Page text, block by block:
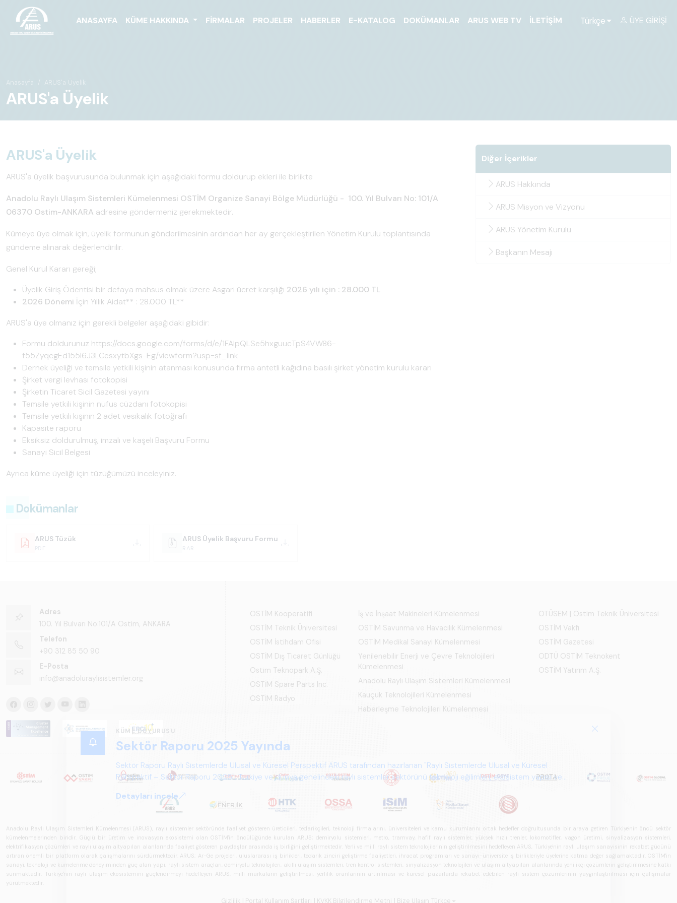
ANASAYFA KÜME HAKKINDA FIRMALAR PROJELER HABERLER E-KATALOG DOKÜMANLAR ARUS WEB TV İLETIŞIM Türkçe ÜYE GIRIŞI
Anasayfa ARUS'a Üyelik
ARUS'a Üyelik
ARUS'a Üyelik
ARUS'a üyelik başvurusunda bulunmak için aşağıdaki formu doldurup ekleri ile birlikte
Anadolu Raylı Ulaşım Sistemleri Kümelenmesi OSTİM Organize Sanayi Bölge Müdürlüğü - 100. Yıl Bulvarı No: 101/A
06370 Ostim-ANKARA adresine göndermeniz gerekmektedir.
Kümeye üye olmak için, üyelik formunun gönderilmesinin ardından her ay gerçekleştirilen Yönetim Kurulu toplantısında
gündeme alınarak değerlendirilir.
Genel Kurul Kararı gereği;
Üyelik Giriş Ödentisi bir defaya mahsus olmak üzere Asgari ücret karşılığı 2026 yılı için : 28.000 TL
2026 Dönemi İçin Yıllık Aidat** : 28.000 TL**
ARUS'a üye olmanız için gerekli belgeler aşağıdaki gibidir:
Formu doldurunuz https://docs.google.com/forms/d/e/1FAIpQLSe5hxguucTpS4VW86-
f55ZyqcgEd155l6J3LCesxytbXgs-Eg/viewform?usp=sf_link
Dernek üyeliği ve temsile yetkili kişinin atanması konusunda firma antetli kağıdına basılı şirket yönetim kurulu kararı
Şirket vergi levhası fotokopisi
Şirketin Ticaret Sicil Gazetesi yayını
Temsile yetkili kişinin nüfus cüzdanı fotokopisi
Temsile yetkili kişinin 2 adet vesikalık fotoğrafı
Kapasite raporu
Eksiksiz doldurulmuş, imzalı ve kaşeli Başvuru Formu
Sanayi Sicil Belgesi
Ayrıca küme üyeliği için tüzüğümüzü inceleyiniz.
Dokümanlar
ARUS Tüzük ARUS Üyelik Başvuru Formu
Diğer İçerikler
ARUS Hakkında
ARUS Misyon ve Vizyonu
ARUS Yönetim Kurulu
Başkanın Mesajı
KÜME DUYURUSU
Sektör Raporu 2025 Yayında
Sektör Raporu Raylı Sistemlerde Ulusal ve Küresel Perspektif ARUS tarafından hazırlanan "Raylı Sistemlerde Ulusal ve Küresel
Perspektif – Sektör Raporu 2025", Türkiye ve dünya genelindeki raylı sistemler sektörünü teknoloji eğilimleri, ekosistem yapısı ve
gelecek perspektifi açısından kapsamlı biçimde ele alan bir referans çalışmasıdır.
Detayları incele
Adres
100. Yıl Bulvarı No:101/A Ostim, ANKARA
Telefon
+90 312 85 50 90
E-Posta
info@anadoluraylisistemler.org
OSTİM Kooperatifi
OSTİM Teknik Üniversitesi
OSTİM İstihdam Ofisi
OSTİM Dış Ticaret Günlüğü
Ostim Teknopark A.Ş.
OSTİM Spare Parts Inc.
OSTİM Radyo
İş ve İnşaat Makineleri Kümelenmesi
OSTİM Savunma ve Havacılık Kümelenmesi
OSTİM Medikal Sanayi Kümelenmesi
Yenilenebilir Enerji ve Çevre Teknolojileri
Kümelenmesi
Anadolu Raylı Ulaşım Sistemleri Kümelenmesi
Kauçuk Teknolojileri Kümelenmesi
Haberleşme Teknolojileri Kümelenmesi
OTÜSEM | Ostim Teknik Üniversitesi
OSTİM Vakfı
OSTİM Gazetesi
ODTÜ OSTİM Teknokent
OSTİM Yatırım A.Ş.
Anadolu Raylı Ulaşım Sistemleri Kümelenmesi (ARUS), raylı sistemler sektöründe faaliyet gösteren üreticileri, tedarikçileri, teknoloji firmalarını, üniversiteleri ve kamu kurumlarını ortak hedefler doğrultusunda bir araya getiren Türkiye'nin öncü sektör
kümelenmelerinden biridir. Güçlü bir üretim ve inovasyon ekosistemi olan OSTİM'in öncülüğünde kurulan ARUS; demiryolu sistemleri, metro, tramvay, hafif raylı sistemler, yüksek hızlı trenler, lokomotifler, vagon üretimi, sinyalizasyon sistemleri,
elektrifikasyon çözümleri ve raylı ulaşım altyapıları alanlarında faaliyet gösteren paydaşlar arasında iş birliğini geliştirmektedir. Yerli ve milli raylı sistem teknolojilerinin geliştirilmesini hedefleyen ARUS, Türkiye'nin raylı ulaşım sanayisinin rekabet gücünü
artıran önemli bir platform olarak çalışmalarını sürdürmektedir. ARUS; Ar-Ge projeleri, uluslararası iş birlikleri, tedarik zinciri geliştirme faaliyetleri, ihracat programları ve sanayi-üniversite iş birlikleriyle üyelerine katma değer sağlamaktadır. OSTİM'in
sanayi, teknoloji ve kümelenme deneyiminden güç alan yapı; raylı sistem araçları, demiryolu teknolojileri, akıllı ulaşım sistemleri, tren kontrol sistemleri, sinyalizasyon teknolojileri ve ulaşım altyapıları alanlarında yenilikçi çözümlerin geliştirilmesine katkı
sunmaktadır. Türkiye'nin raylı ulaşım ekosistemini güçlendirmeyi hedefleyen ARUS, milli markaların geliştirilmesi, yerlilik oranlarının artırılması ve küresel pazarlarda rekabet edebilen raylı sistem çözümlerinin yaygınlaştırılması için çalışmalar
yürütmektedir.
Gizlilik | Portal Kullanım Şartları | KVKK Bilgilendirme Metni | Bize Ulaşın Türkçe